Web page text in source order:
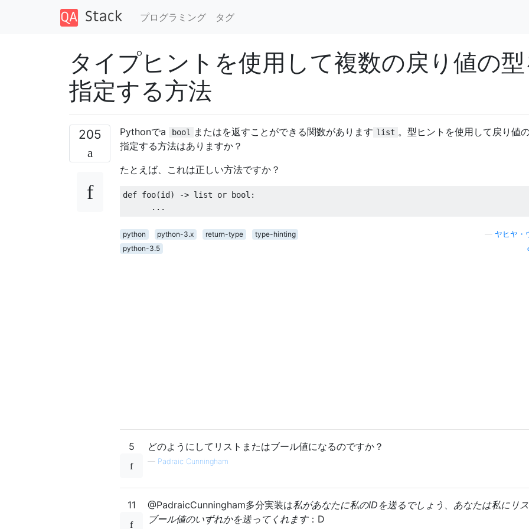
プログラミング タグ
タイプヒントを使用して複数の戻り値の
指定する方法
205 Pythonでa bool またはを返すことができる関数があります list 。型ヒントを使用して戻り値
指定する方法はありますか？
たとえば、これは正しい方法ですか？
def foo(id) -> list or bool :
...
python python-3.x return-type
type-hinting
python-3.5
ヤヒヤ・
5 どのようにしてリストまたはブール値になるのですか？
— Padraic Cunningham
11 @PadraicCunningham多分実装は私があなたに私のIDを送るでしょう、あなたは私にリ
ブール値のいずれかを送ってくれます：D